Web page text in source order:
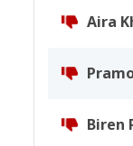
Aira
Biren